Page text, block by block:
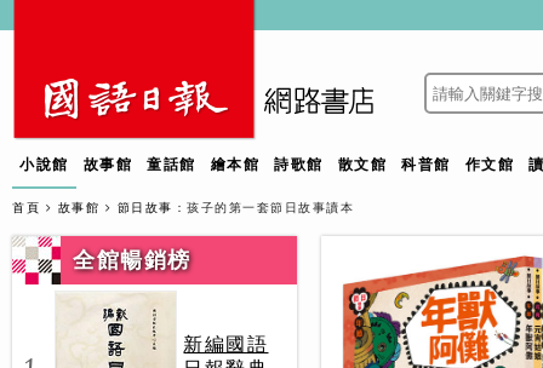
小說館 故事館 童話館 繪本館 詩歌館 散文館 科普館 作文館
首頁 故事館 節日故事 ：孩子的第一套節日故事讀本
全館暢銷榜
新編國語